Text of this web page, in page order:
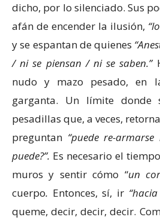
dicho, por lo silenciado. Sus
afán de encender la ilusión,
y se espantan de quienes
/ ni se piensan / ni se saben.”
nudo y mazo pesado, en
garganta. Un límite donde
pesadillas que, a veces,
preguntan “puede re-
puede?”. Es necesario el
muros y sentir cómo “un
cuerpo. Entonces, sí, ir
queme, decir, decir, decir.